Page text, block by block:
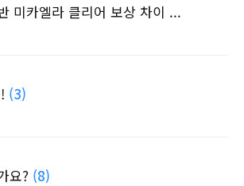
미카엘라 클리어 보상 차이 ...
(3)
요? (8)